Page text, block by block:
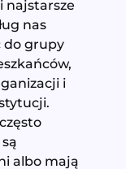
najstarsze
nas
do grupy
i
albo mają